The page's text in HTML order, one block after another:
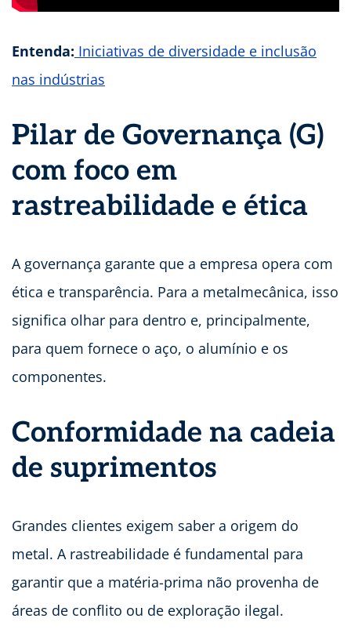
Entenda: Iniciativas de diversidade e inclusão
nas indústrias
Pilar de Governança (G)
com foco em
rastreabilidade e ética
A governança garante que a empresa opera com
ética e transparência. Para a metalmecânica, isso
significa olhar para dentro e, principalmente,
para quem fornece o aço, o alumínio e os
componentes.
Conformidade na cadeia
de suprimentos
Grandes clientes exigem saber a origem do
metal. A rastreabilidade é fundamental para
garantir que a matéria-prima não provenha de
áreas de conflito ou de exploração ilegal.